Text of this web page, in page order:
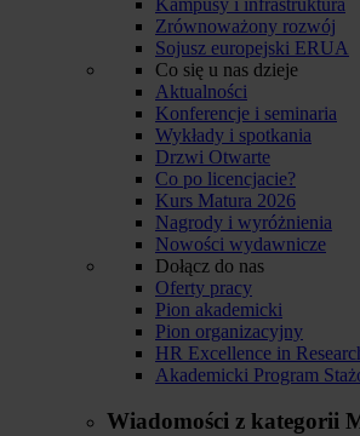
Zrównoważony rozwój
Sojusz europejski ERUA
Co się u nas dzieje
Aktualności
Konferencje i seminaria
Wykłady i spotkania
Drzwi Otwarte
Co po licencjacie?
Kurs Matura 2026
Nagrody i wyróżnienia
Nowości wydawnicze
Dołącz do nas
Oferty pracy
Pion akademicki
Pion organizacyjny
HR Excellence in
Akademicki Program
Wiadomości z kategorii